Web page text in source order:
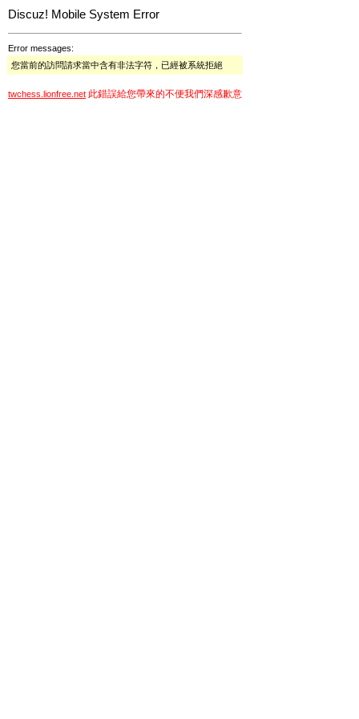
Discuz! Mobile System Error
Error messages:
您當前的訪問請求當中含有非法字符，已經被系統拒絕
twchess.lionfree.net 此錯誤給您帶來的不便我們深感歉意